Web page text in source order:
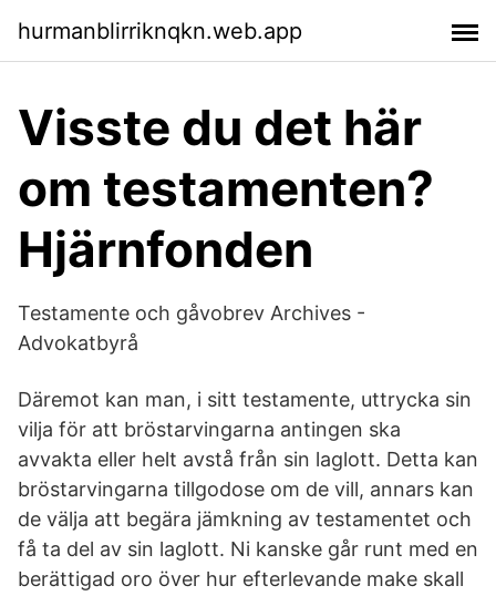
hurmanblirriknqkn.web.app
Visste du det här
om testamenten?
Hjärnfonden
Testamente och gåvobrev Archives -
Advokatbyrå
Däremot kan man, i sitt testamente, uttrycka sin
vilja för att bröstarvingarna antingen ska
avvakta eller helt avstå från sin laglott. Detta kan
bröstarvingarna tillgodose om de vill, annars kan
de välja att begära jämkning av testamentet och
få ta del av sin laglott. Ni kanske går runt med en
berättigad oro över hur efterlevande make skall